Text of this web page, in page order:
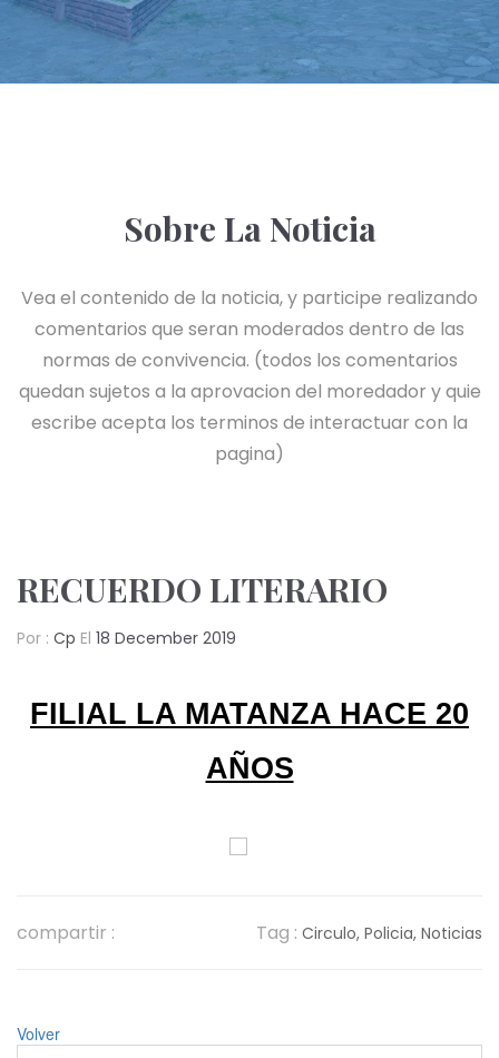
Sobre La Noticia
Vea el contenido de la noticia, y participe realizando
comentarios que seran moderados dentro de las
normas de convivencia. (todos los comentarios
quedan sujetos a la aprovacion del moredador y quie
escribe acepta los terminos de interactuar con la
pagina)
RECUERDO LITERARIO
Por : Cp El 18 December 2019
FILIAL LA MATANZA HACE 20
AÑOS
compartir : Tag : Circulo, Policia, Noticias
Volver